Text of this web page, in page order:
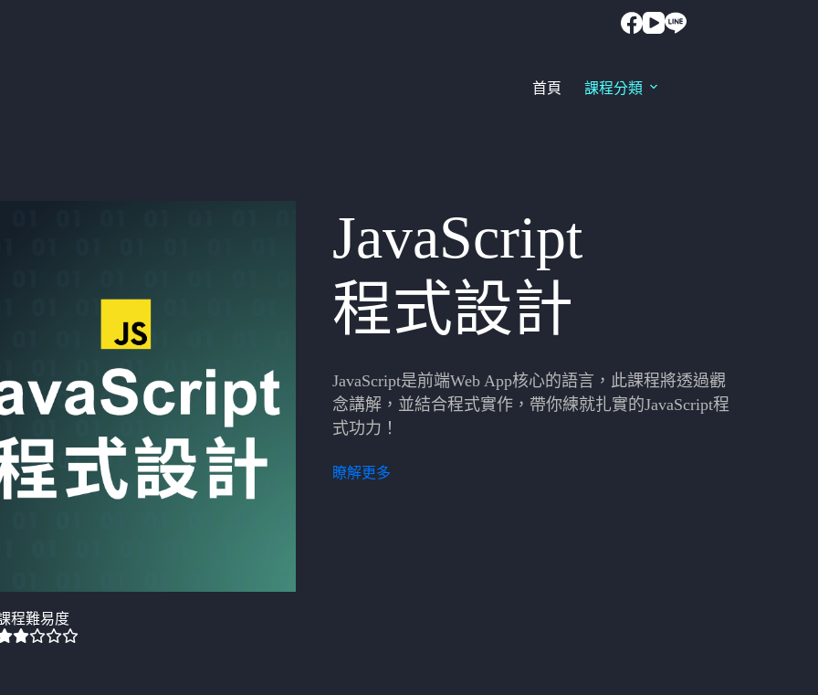
首頁 課程分類
程難易度
JavaScript
程式設計
JavaScript是前端Web App核心的語言，此課程將透過觀
念講解，並結合程式實作，帶你練就扎實的JavaScript程
式功力！
瞭解更多